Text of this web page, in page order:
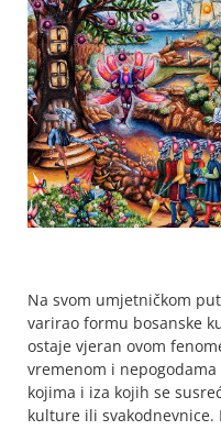
Na svom umjetničkom
varirao formu bosanske
ostaje vjeran ovom
vremenom i
kojima i iza kojih se
kulture ili